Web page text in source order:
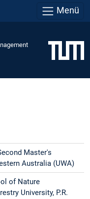
Menü
Master's
Australia (UWA)
of Nature
University, P.R.